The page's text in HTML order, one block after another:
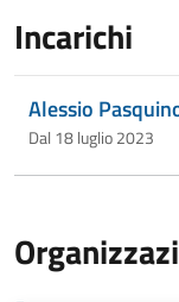
Incarichi
Alessio
Dal 18 luglio 2023